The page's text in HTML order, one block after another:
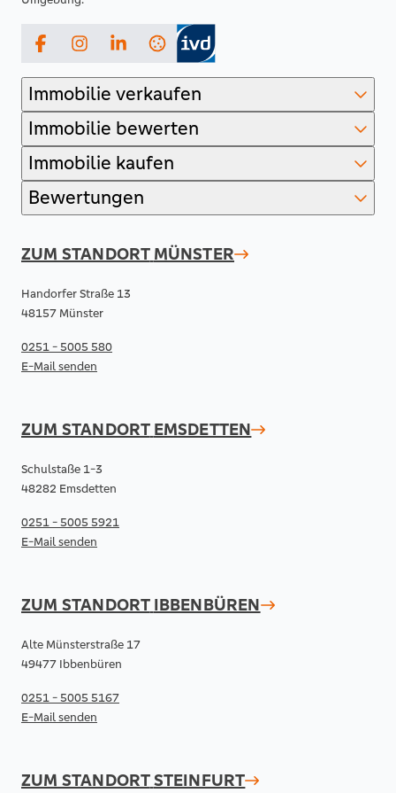
FacebookInstagramLinkedIn
Immobilie verkaufen
Immobilie bewerten
Immobilie kaufen
Bewertungen
ZUM STANDORT MÜNSTER
Handorfer Straße 13
48157 Münster
0251 - 5005 580
E-Mail senden
ZUM STANDORT EMSDETTEN
Schulstaße 1-3
48282 Emsdetten
0251 - 5005 5921
E-Mail senden
ZUM STANDORT IBBENBÜREN
Alte Münsterstraße 17
49477 Ibbenbüren
0251 - 5005 5167
E-Mail senden
ZUM STANDORTSTEINFURT